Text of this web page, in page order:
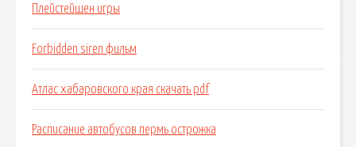
Плейстейшен игры
Forbidden siren фильм
Атлас хабаровского края скачать pdf
Расписание автобусов пермь острожка